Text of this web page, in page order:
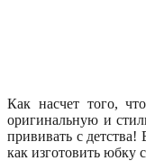
Как насчет того,
оригинальную и
прививать с детства!
как изготовить юбку